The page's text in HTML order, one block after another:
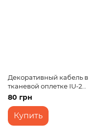
Декоративный кабель в
тканевой оплетке IU-2
2x0,75 YL (1м)
80 грн
Купить